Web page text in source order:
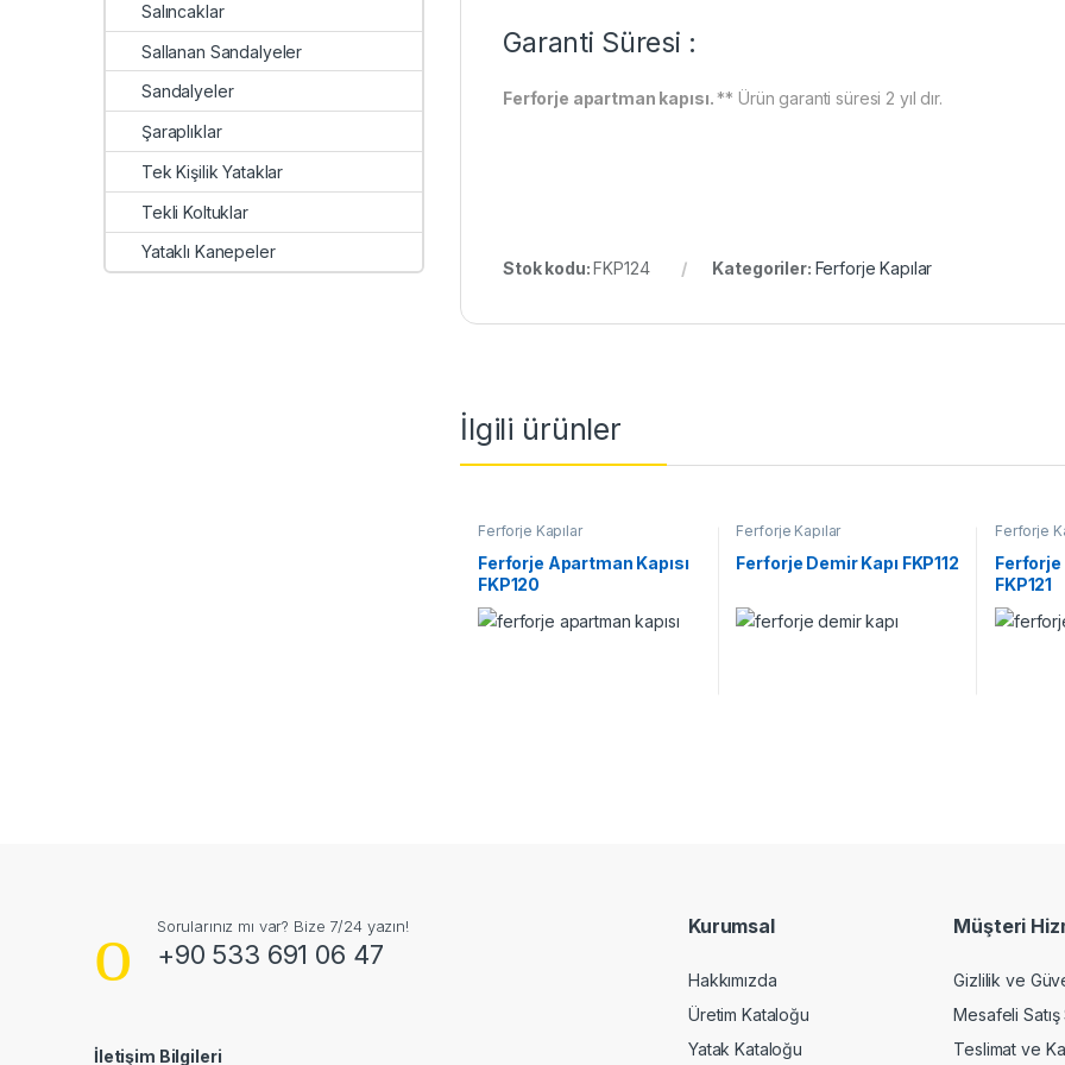
Garanti Süresi :
Ferforje apartman kapısı.** Ürün garanti süresi 2 yıl dır.
Stok kodu:FKP124 Kategoriler: Ferforje Kapılar
İlgili ürünler
Ferforje Kapılar
Ferforje Apartman Kapısı
FKP120
Ferforje Kapılar
Ferforje Demir Kapı FKP112
Ferforje
Ferforje
FKP121
Salıncaklar
Sallanan Sandalyeler
Sandalyeler
Şaraplıklar
Tek Kişilik Yataklar
Tekli Koltuklar
Yataklı Kanepeler
Sorularınız mı var? Bize 7/24 yazın!
+90 533 691 06 47
İletişim Bilgileri
Kurumsal
Hakkımızda
Üretim Kataloğu
Yatak Kataloğu
Müşteri
Gizlilik ve
Mesafeli
Teslimat ve